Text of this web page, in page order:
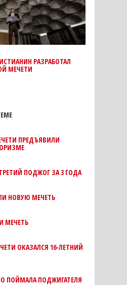
РАЗРАБОТАЛ
МЕЧЕТИ
ПРЕДЪЯВИЛИ
ПОДЖОГ ЗА 3 ГОДА
НОВУЮ МЕЧЕТЬ
МЕЧЕТЬ
ОКАЗАЛСЯ 16-ЛЕТНИЙ
ПОЙМАЛА ПОДЖИГАТЕЛЯ